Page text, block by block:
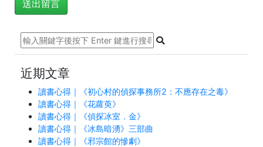
近期文章
讀書心得｜《初心村的偵探事務所2：不應存在之毒》
讀書心得｜《花蘿萸》
讀書心得｜《偵探冰室．金》
讀書心得｜《冰島暗湧》三部曲
讀書心得｜《邪宗館的慘劇》